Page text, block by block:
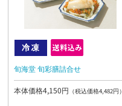
旬海堂 旬彩膳詰合せ
本体価格4,150円 （税込価格4,482円）